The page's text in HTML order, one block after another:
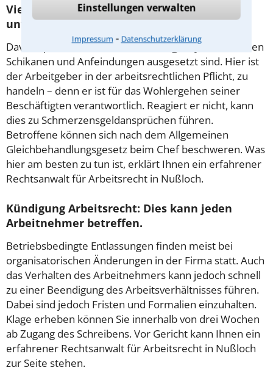
Einstellungen verwalten
Impressum ⁃ Datenschutzerklärung
Viele Mitarbeiter deutscher Betriebe leiden
unter Mobbing.
Davon spricht man, wenn Beschäftigte systematischen
Schikanen und Anfeindungen ausgesetzt sind. Hier ist
der Arbeitgeber in der arbeitsrechtlichen Pflicht, zu
handeln – denn er ist für das Wohlergehen seiner
Beschäftigten verantwortlich. Reagiert er nicht, kann
dies zu Schmerzensgeldansprüchen führen.
Betroffene können sich nach dem Allgemeinen
Gleichbehandlungsgesetz beim Chef beschweren. Was
hier am besten zu tun ist, erklärt Ihnen ein erfahrener
Rechtsanwalt für Arbeitsrecht in Nußloch.
Kündigung Arbeitsrecht: Dies kann jeden
Arbeitnehmer betreffen.
Betriebsbedingte Entlassungen finden meist bei
organisatorischen Änderungen in der Firma statt. Auch
das Verhalten des Arbeitnehmers kann jedoch schnell
zu einer Beendigung des Arbeitsverhältnisses führen.
Dabei sind jedoch Fristen und Formalien einzuhalten.
Klage erheben können Sie innerhalb von drei Wochen
ab Zugang des Schreibens. Vor Gericht kann Ihnen ein
erfahrener Rechtsanwalt für Arbeitsrecht in Nußloch
zur Seite stehen.